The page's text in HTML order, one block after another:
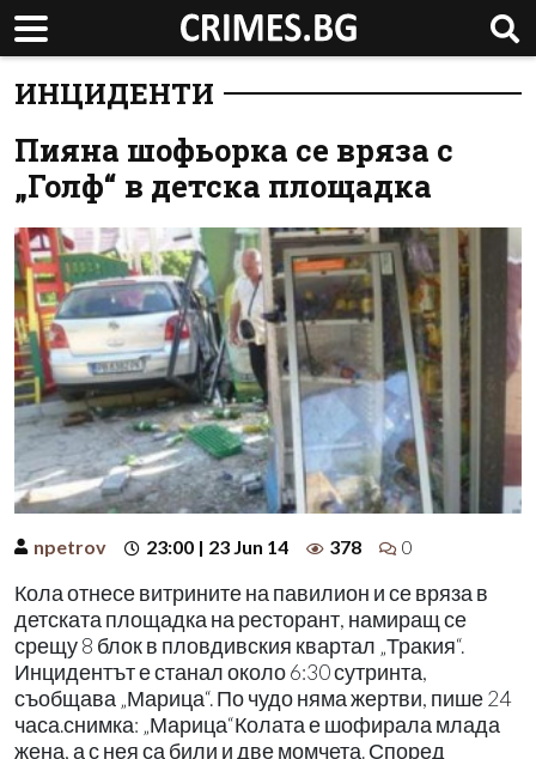
ИНЦИДЕНТИ
Пияна шофьорка се вряза с
„Голф“ в детска площадка
npetrov 23:00 | 23 Jun 14 378 0
Кола отнесе витрините на павилион и се вряза в
детската площадка на ресторант, намиращ се
срещу 8 блок в пловдивския квартал „Тракия“.
Инцидентът е станал около 6:30 сутринта,
съобщава „Марица“. По чудо няма жертви, пише 24
часа.снимка: „Марица“Колата е шофирала млада
жена, а с нея са били и две момчета. Според